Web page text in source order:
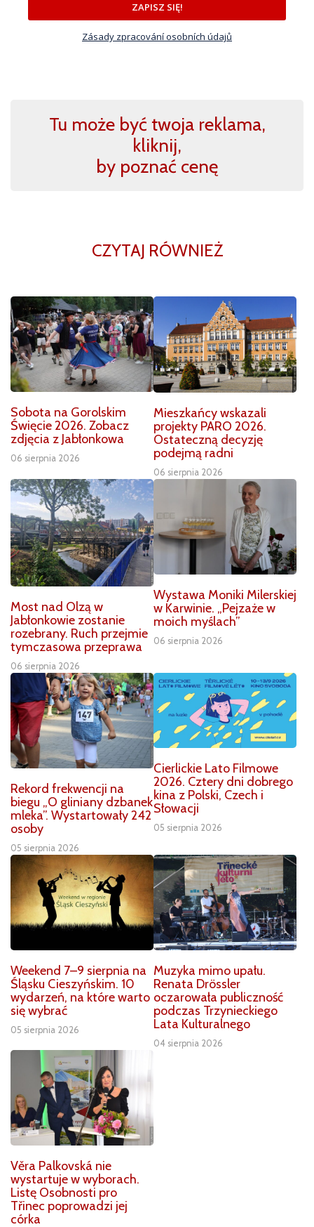
ZAPISZ SIĘ!
Zásady zpracování osobních údajů
Tu może być twoja reklama,
kliknij,
by poznać cenę
CZYTAJ RÓWNIEŻ
Sobota na Gorolskim
Święcie 2026. Zobacz
zdjęcia z Jabłonkowa
06 sierpnia 2026
Mieszkańcy wskazali
projekty PARO 2026.
Ostateczną decyzję
podejmą radni
06 sierpnia 2026
Most nad Olzą w
Jabłonkowie zostanie
rozebrany. Ruch przejmie
tymczasowa przeprawa
06 sierpnia 2026
Wystawa Moniki Milerskiej
w Karwinie. „Pejzaże w
moich myślach”
06 sierpnia 2026
Rekord frekwencji na
biegu „O gliniany dzbanek
mleka”. Wystartowały 242
osoby
05 sierpnia 2026
Cierlickie Lato Filmowe
2026. Cztery dni dobrego
kina z Polski, Czech i
Słowacji
05 sierpnia 2026
Weekend 7–9 sierpnia na
Śląsku Cieszyńskim. 10
wydarzeń, na które warto
się wybrać
05 sierpnia 2026
Muzyka mimo upału.
Renata Drössler
oczarowała publiczność
podczas Trzynieckiego
Lata Kulturalnego
04 sierpnia 2026
Věra Palkovská nie
wystartuje w wyborach.
Listę Osobnosti pro
Třinec poprowadzi jej
córka